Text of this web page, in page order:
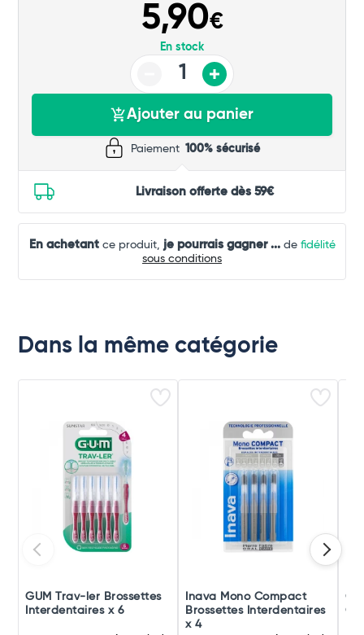
5,90€
En stock
Ajouter au panier
Paiement 100% sécurisé
Livraison offerte dès 59€
En achetantce produit, je pourrais gagner ...de fidélité
sous conditions
Dans la même catégorie
GUM Trav-ler Brossettes
Interdentaires x 6
Inava Mono Compact
Brossettes Interdentaires
x 4